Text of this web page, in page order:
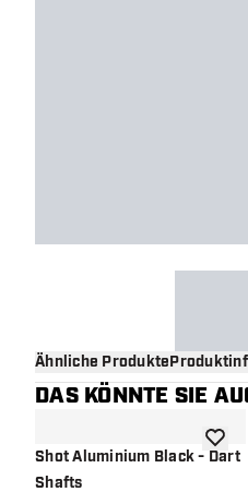
Ähnliche Produkte
DAS KÖNNTE SIE
Shot Aluminium Black - Dart
Shafts
Zur